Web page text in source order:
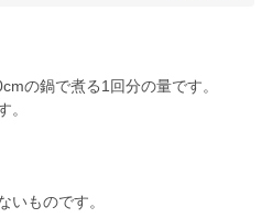
の鍋で煮る1回分の量です。
。
いものです。